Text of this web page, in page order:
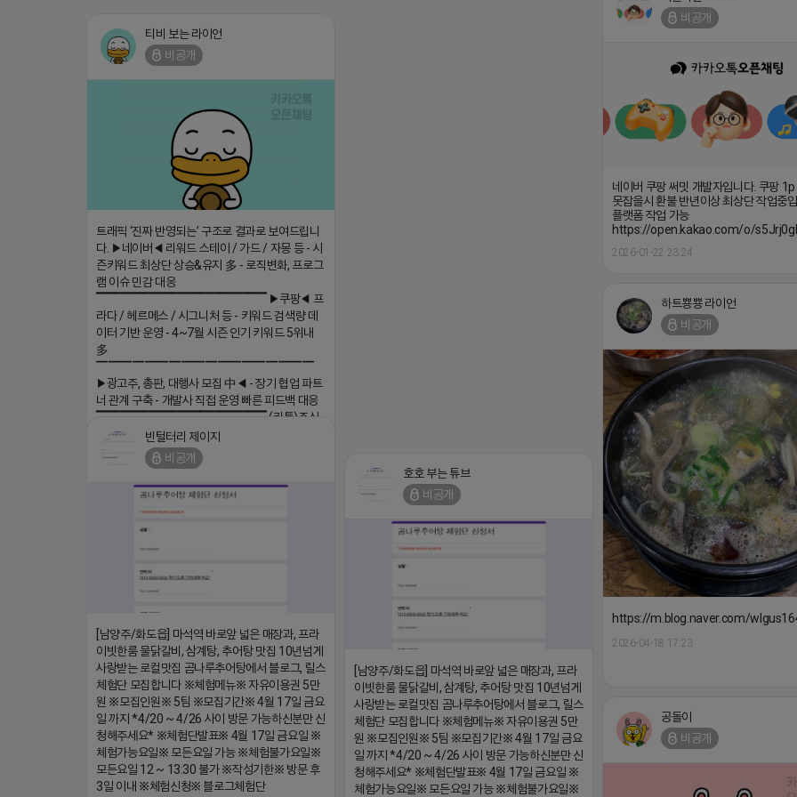
비공개
네이버 쿠팡 써밋 개발자입니다. 쿠팡
못잡을시 환불 반년이상 최상단 작업중
플랫폼 작업 가능
https://open.kakao.com/o/
2026-01-22 23:24
티비 보는 라이언
비공개
트래픽 ‘진짜 반영되는’ 구조로 결과로 보여드립니
다. ▶네이버◀ 리워드 스테이 / 가드 / 자몽 등 - 시
즌키워드 최상단 상승&유지 多 - 로직변화, 프로그
램 이슈 민감 대응
▔▔▔▔▔▔▔▔▔▔▔▔▔▔▔▔▔▔ ▶쿠팡◀ 프
라다 / 헤르메스 / 시그니처 등 - 키워드 검색량 데
이터 기반 운영 - 4~7월 시즌 인기 키워드 5위내
多
▔▔▔▔▔▔▔▔▔▔▔▔▔▔▔▔▔▔
▶광고주, 총판, 대행사 모집 中◀ - 장기 협업 파트
너 관계 구축 - 개발사 직접 운영 빠른 피드백 대응
▔▔▔▔▔▔▔▔▔▔▔▔▔▔▔▔▔▔ (카톡)주식
회사 더 풀림 https://더풀림상담.enn.kr https://
더풀림상담.enn.kr
하트뿅뿅 라이언
비공개
https://m.blog.naver.com/
2026-04-18 17:23
빈털터리 제이지
비공개
[남양주/화도읍] 마석역 바로앞 넓은 매장과, 프라
이빗한룸 물닭갈비, 삼계탕, 추어탕 맛집 10년넘게
사랑받는 로컬맛집 곰나루추어탕에서 블로그, 릴스
체험단 모집합니다 ※체험메뉴※ 자유이용권 5만
원 ※모집인원※ 5팀 ※모집기간※ 4월 17일 금요
일 까지 *4/20 ~ 4/26 사이 방문 가능하신분만 신
청해주세요* ※체험단발표※ 4월 17일 금요일 ※
체험가능요일※ 모든요일 가능 ※체험불가요일※
모든요일 12 ~ 13:30 불가 ※작성기한※ 방문 후
3일 이내 ※체험신청※ 블로그체험단
호호 부는 튜브
비공개
[남양주/화도읍] 마석역 바로앞 넓은 매장과, 프라
이빗한룸 물닭갈비, 삼계탕, 추어탕 맛집 10년넘게
사랑받는 로컬맛집 곰나루추어탕에서 블로그, 릴스
체험단 모집합니다 ※체험메뉴※ 자유이용권 5만
원 ※모집인원※ 5팀 ※모집기간※ 4월 17일 금요
일 까지 *4/20 ~ 4/26 사이 방문 가능하신분만 신
청해주세요* ※체험단발표※ 4월 17일 금요일 ※
체험가능요일※ 모든요일 가능 ※체험불가요일※
공돌이
비공개